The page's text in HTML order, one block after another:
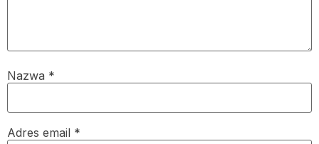
Nazwa *
Adres email *